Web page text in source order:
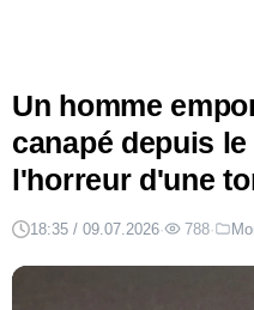
Un homme
canapé depuis le
l'horreur d'une
18:35 / 09.07.2026· 788·